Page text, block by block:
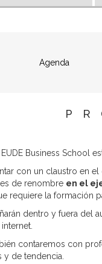
Agenda
Business School
con un claustro en el
de renombre en el
requiere la formación
dentro y fuera del
contaremos con
de tendencia.